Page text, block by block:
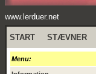
www.lerduer.net
START STÆVNER
Menu: